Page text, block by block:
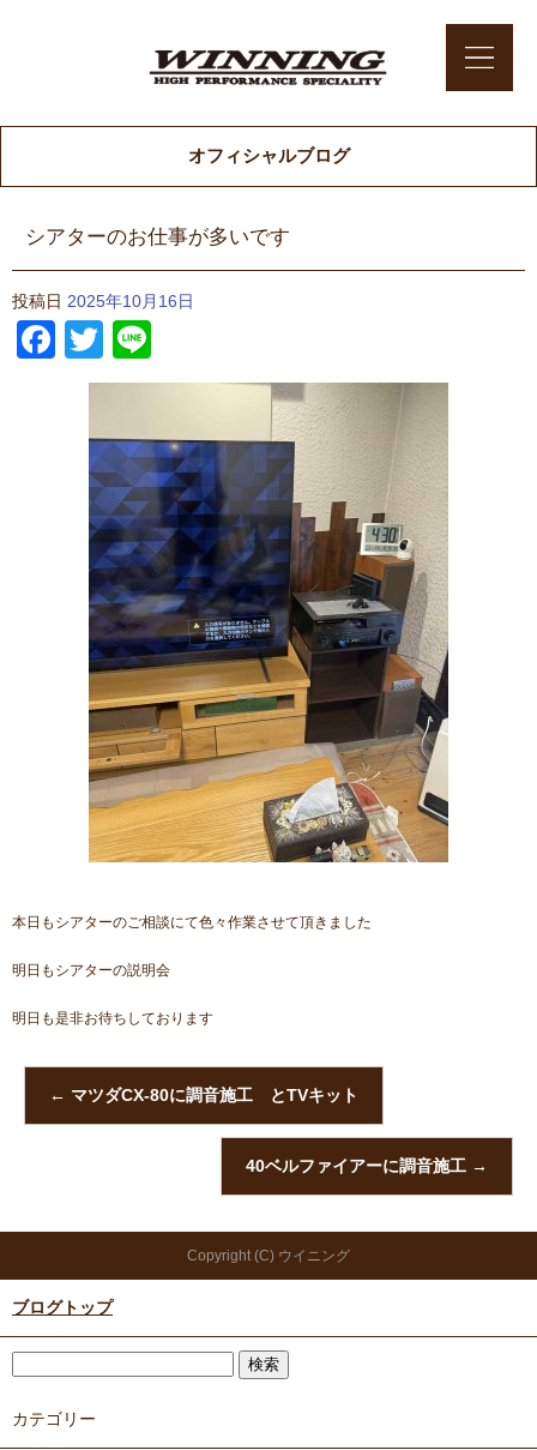
オフィシャルブログ
シアターのお仕事が多いです
投稿日 2025年10月16日
Facebook
Twitter
本日もシアターのご相談にて色々作業させて頂きました
明日もシアターの説明会
明日も是非お待ちしております
← マツダCX-80に調音施工 とTVキット
40ベルファイアーに調音施工 →
Copyright (C) ウイニング
ブログトップ
カテゴリー